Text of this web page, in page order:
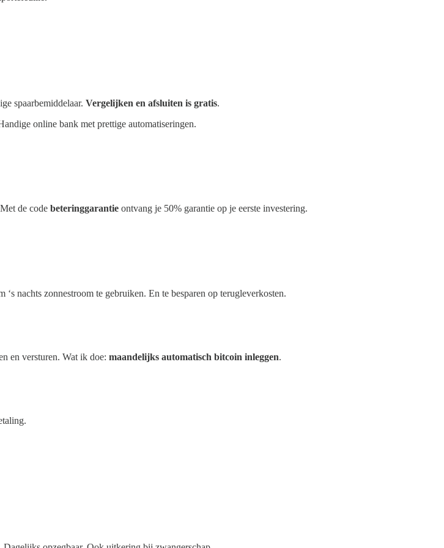
spaarbemiddelaar. Vergelijken en afsluiten is gratis.
online bank met prettige automatiseringen.
de code beteringgarantie ontvang je 50% garantie op je eerste investering.
‘s nachts zonnestroom te gebruiken. En te besparen op terugleverkosten.
en versturen. Wat ik doe: maandelijks automatisch bitcoin inleggen.